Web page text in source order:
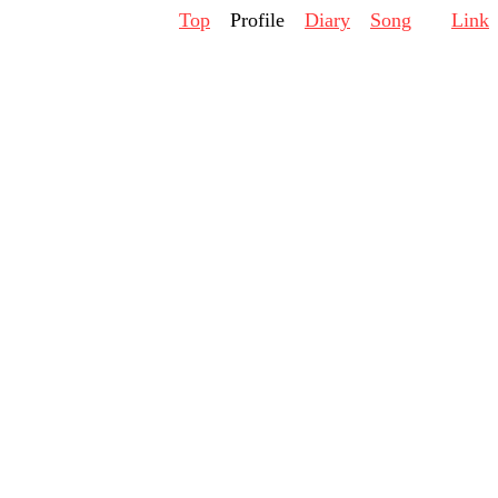
Top Profile Diary Song Link